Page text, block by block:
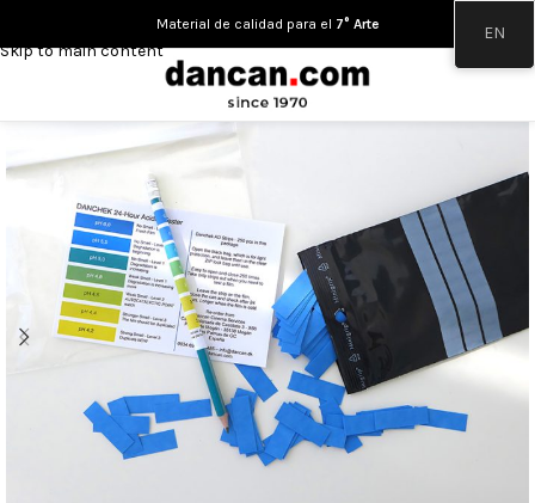
Skip to main content
Material de calidad para el 7° Arte EN